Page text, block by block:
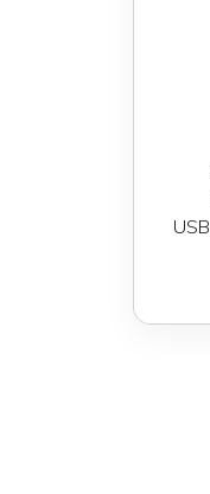
ويضمن لك مواكبة التكنولوجيا اللاسلكية الحديثة واغتنام الفرصة الأولى في عصر اللاسلكي المستقبلي. يسمح منفذ USB 2.0 المدمج بالتسجيل عبر USB أو سماعة رأس USB